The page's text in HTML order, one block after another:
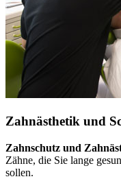
Zahnästhetik und
Zahnschutz und
Zähne, die Sie lange
sollen.